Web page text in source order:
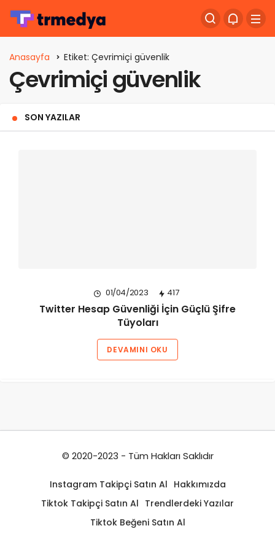
Anasayfa Etiket: Çevrimiçi güvenlik
Çevrimiçi güvenlik
SON YAZILAR
01/04/2023 417
Twitter Hesap Güvenliği İçin Güçlü Şifre
Tüyoları
DEVAMINI OKU
© 2020-2023 - Tüm Hakları Saklıdır
Instagram Takipçi Satın Al Hakkımızda
Tiktok Takipçi Satın Al Trendlerdeki Yazılar
Tiktok Beğeni Satın Al